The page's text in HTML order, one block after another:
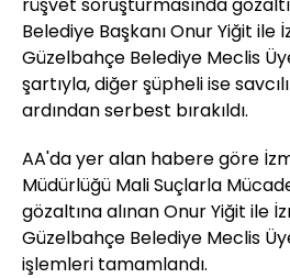
Belediye Başkanı Onur Yiğit ile
Güzelbahçe Belediye Meclis
şartıyla, diğer şüpheli ise
ardından serbest bırakıldı.
AA'da yer alan habere göre
Müdürlüğü Mali Suçlarla
gözaltına alınan Onur Yiğit ile
Güzelbahçe Belediye Meclis
işlemleri tamamlandı.